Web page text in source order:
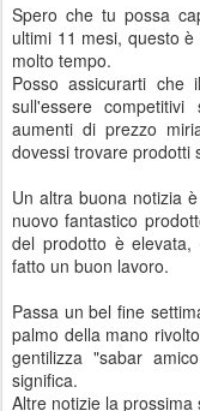
Spero che tu possa
ultimi 11 mesi, questo
molto tempo.
Posso assicurarti che
sull'essere
aumenti di prezzo
dovessi trovare prodotti
Un altra buona notizia
nuovo fantastico
del prodotto è
fatto un buon lavoro.
Passa un bel fine
palmo della mano
gentilizza "sabar
significa.
Altre notizie la prossima